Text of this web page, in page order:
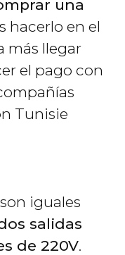
una
hacerlo en el
más llegar
el pago con
Tunisie
iguales
salidas
de 220V.